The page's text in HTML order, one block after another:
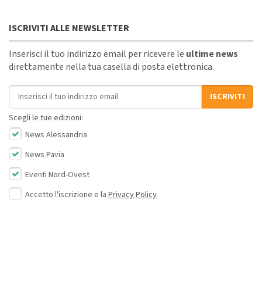
ISCRIVITI ALLE NEWSLETTER
Inserisci il tuo indirizzo email per ricevere le ultime news
direttamente nella tua casella di posta elettronica.
Indirizzo email
ISCRIVITI
Scegli le tue edizioni:
News Alessandria
News Pavia
Eventi Nord-Ovest
Accetto l'iscrizione e la Privacy Policy